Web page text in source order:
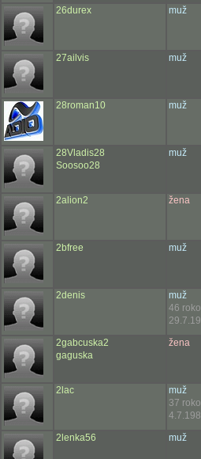
26durex
muž
27ailvis muž
28roman10 muž
28Vladis28
Soosoo28
muž
2alion2 žena
2bfree muž
2denis
muž
46
2gabcuska2
gaguska
žena
2lac
muž
37
2lenka56
muž